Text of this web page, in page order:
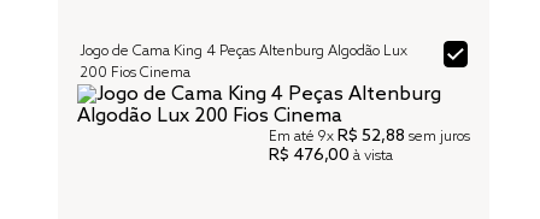
Jogo de Cama King 4 Peças Altenburg Algodão Lux
200 Fios Cinema
Em até 9x R$ 52,88 sem juros
R$ 476,00 à vista